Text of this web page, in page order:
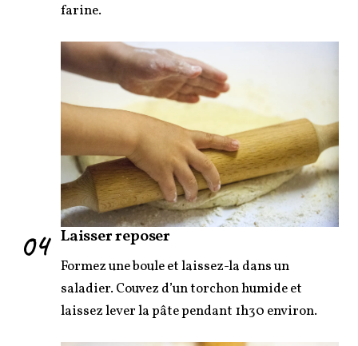
farine.
04 Laisser reposer
Formez une boule et laissez-la dans un
saladier. Couvez d’un torchon humide et
laissez lever la pâte pendant 1h30 environ.